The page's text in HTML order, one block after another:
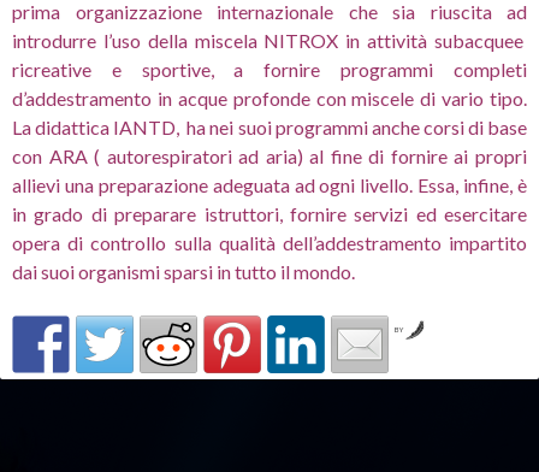
prima organizzazione internazionale che sia riuscita ad
introdurre l’uso della miscela NITROX in attività subacquee
ricreative e sportive, a fornire programmi completi
d’addestramento in acque profonde con miscele di vario tipo.
La didattica IANTD, ha nei suoi programmi anche corsi di base
con ARA ( autorespiratori ad aria) al fine di fornire ai propri
allievi una preparazione adeguata ad ogni livello. Essa, infine, è
in grado di preparare istruttori, fornire servizi ed esercitare
opera di controllo sulla qualità dell’addestramento impartito
dai suoi organismi sparsi in tutto il mondo.
by